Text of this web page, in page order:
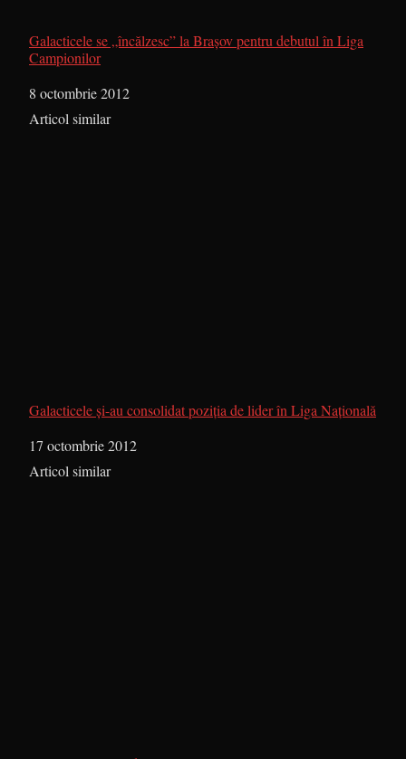
Galacticele se „încălzesc” la Braşov pentru debutul în Liga
Campionilor
Dată
8 octombrie 2012
În legătură cu
Articol similar
Galacticele şi-au consolidat poziţia de lider în Liga Naţională
Dată
17 octombrie 2012
În legătură cu
Articol similar